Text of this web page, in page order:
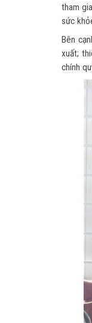
tham
sức
Bên
xuất;
chính